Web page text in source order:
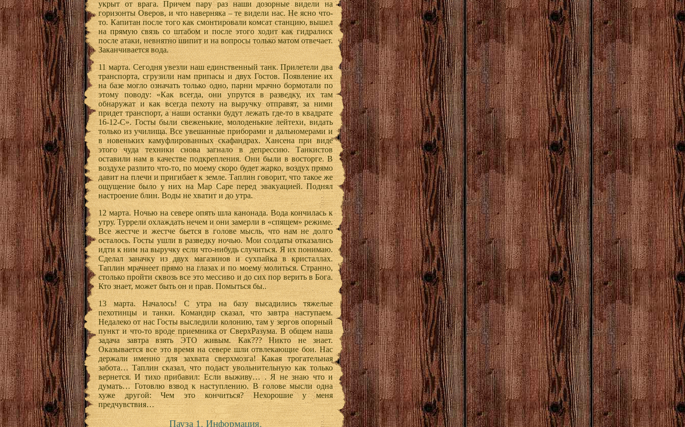
укрыт от врага. Причем пару раз наши дозорные видели на
горизонты Оверов, и что наверняка – те видели нас. Не ясно что-
то. Капитан после того как смонтировали комсат станцию, вышел
на прямую связь со штабом и после этого ходит как гидралиск
после атаки, невнятно шипит и на вопросы только матом отвечает.
Заканчивается вода.
11 марта. Сегодня увезли наш единственный танк. Прилетели два
транспорта, сгрузили нам припасы и двух Гостов. Появление их
на базе могло означать только одно, парни мрачно бормотали по
этому поводу: «Как всегда, они упрутся в разведку, их там
обнаружат и как всегда пехоту на выручку отправят, за ними
придет транспорт, а наши останки будут лежать где-то в квадрате
16-12-С». Госты были свеженькие, молоденькие лейтехи, видать
только из училища. Все увешанные приборами и дальномерами и
в новеньких камуфлированных скафандрах. Хансена при виде
этого чуда техники снова загнало в депрессию. Танкистов
оставили нам в качестве подкрепления. Они были в восторге. В
воздухе разлито что-то, по моему скоро будет жарко, воздух прямо
давит на плечи и пригибает к земле. Таплин говорит, что такое же
ощущение было у них на Мар Саре перед эвакуацией. Поднял
настроение блин. Воды не хватит и до утра.
12 марта. Ночью на севере опять шла канонада. Вода кончилась к
утру. Туррели охлаждать нечем и они замерли в «спящем» режиме.
Все жестче и жестче бьется в голове мысль, что нам не долго
осталось. Госты ушли в разведку ночью. Мои солдаты отказались
идти к ним на выручку если что-нибудь случиться. Я их понимаю.
Сделал заначку из двух магазинов и сухпайка в кристаллах.
Таплин мрачнеет прямо на глазах и по моему молиться. Странно,
столько пройти сквозь все это мессиво и до сих пор верить в Бога.
Кто знает, может быть он и прав. Помыться бы..
13 марта. Началось! С утра на базу высадились тяжелые
пехотинцы и танки. Командир сказал, что завтра наступаем.
Недалеко от нас Госты выследили колонию, там у зергов опорный
пункт и что-то вроде приемника от СверхРазума. В общем наша
задача завтра взять ЭТО живым. Как??? Никто не знает.
Оказывается все это время на севере шли отвлекающие бои. Нас
держали именно для захвата сверхмозга! Какая трогательная
забота… Таплин сказал, что подаст увольнительную как только
вернется. И тихо прибавил: Если выживу… . Я не знаю что и
думать… Готовлю взвод к наступлению. В голове мысли одна
хуже другой: Чем это кончиться? Нехорошие у меня
предчувствия…
Пауза 1. Информация.